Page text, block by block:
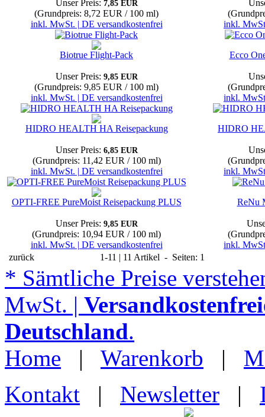
Unser Preis: 7,85 EUR
(Grundpreis: 8,72 EUR / 100 ml)
inkl. MwSt. | DE versandkostenfrei
inkl.
Biotrue Flight-Pack
Unser Preis: 9,85 EUR
(Grundpreis: 9,85 EUR / 100 ml)
inkl. MwSt. | DE versandkostenfrei
Ecco
inkl.
HIDRO HEALTH HA Reisepackung
Unser Preis: 6,85 EUR
(Grundpreis: 11,42 EUR / 100 ml)
inkl. MwSt. | DE versandkostenfrei
HIDRO
inkl.
OPTI-FREE PureMoist Reisepackung PLUS
Unser Preis: 9,85 EUR
(Grundpreis: 10,94 EUR / 100 ml)
inkl. MwSt. | DE versandkostenfrei
ReNu
inkl.
zurück
1-11 | 11 Artikel - Seiten: 1
* Sämtliche Preise
MwSt. |
Deutschland.
Home | Warenkorb |
Kontakt | Newsletter |